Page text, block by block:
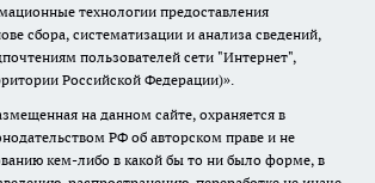
технологии предоставления
сбора, систематизации и анализа сведений,
пользователей сети "Интернет",
Российской Федерации)».
на данном сайте, охраняется в
РФ об авторском праве и не
кем-либо в какой бы то ни было форме, в